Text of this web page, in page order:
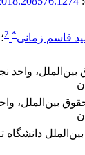
قاسم زمانی*
2؛
واحد
بین‌الملل،